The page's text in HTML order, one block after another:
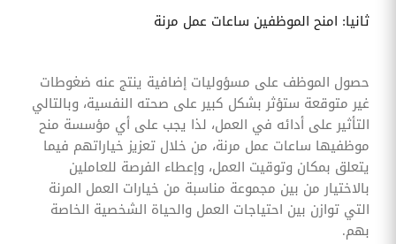
ثانيا: امنح الموظفين ساعات عمل مرنة
حصول الموظف على مسؤوليات إضافية ينتج عنه ضغوطات
غير متوقعة ستؤثر بشكل كبير على صحته النفسية، وبالتالي
التأثير على أدائه في العمل، لذا يجب على أي مؤسسة منح
موظفيها ساعات عمل مرنة، من خلال تعزيز خياراتهم فيما
يتعلق بمكان وتوقيت العمل، وإعطاء الفرصة للعاملين
بالاختيار من بين مجموعة مناسبة من خيارات العمل المرنة
التي توازن بين احتياجات العمل والحياة الشخصية الخاصة
بهم.